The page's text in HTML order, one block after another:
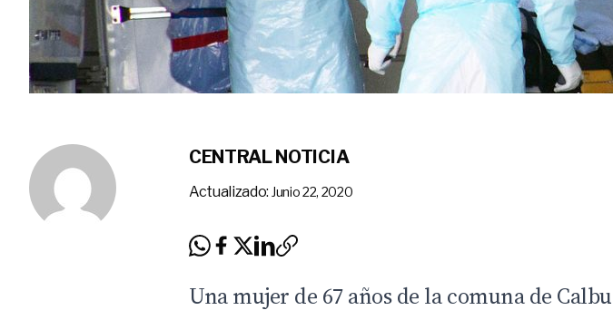
CENTRAL NOTICIA
Actualizado: Junio 22, 2020
Una mujer de 67 años de la comuna de